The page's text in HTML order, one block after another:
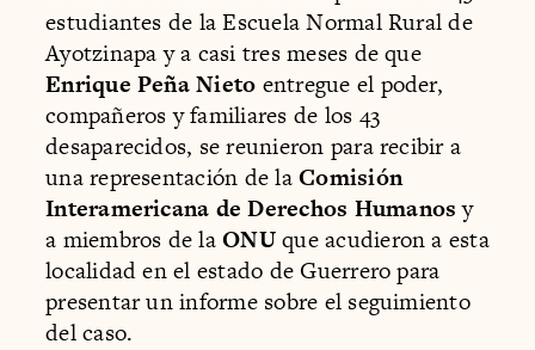
estudiantes de la Escuela Normal Rural de
Ayotzinapa y a casi tres meses de que
Enrique Peña Nieto entregue el poder,
compañeros y familiares de los 43
desaparecidos, se reunieron para recibir a
una representación de laComisión
Interamericana de Derechos Humanosy
a miembros de laONUque acudieron a esta
localidad en el estado de Guerrero para
presentar un informe sobre el seguimiento
del caso.